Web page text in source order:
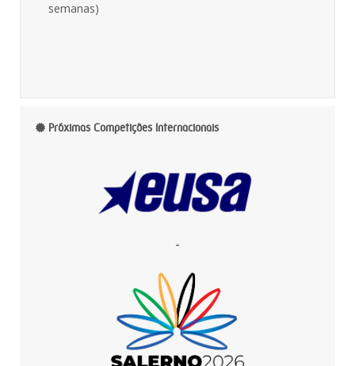
semanas)
Próximas Competições Internacionais
-